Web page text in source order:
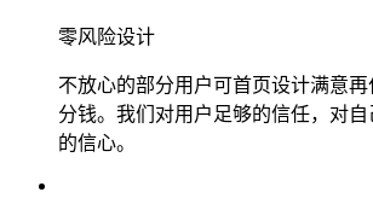
零风险设计
不放心的部分用户可首页设计满意
分钱。我们对用户足够的信任，对
的信心。